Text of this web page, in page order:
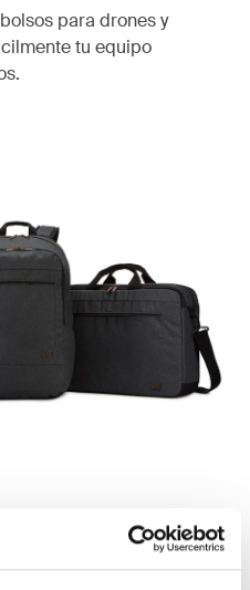
para drones y
tu equipo
pestaña
diseños clásicos con
fabricar bolsos